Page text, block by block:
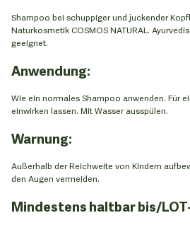
Shampoo bei schuppiger und juckender
Naturkosmetik COSMOS NATURAL.
geeignet.
Anwendung:
Wie ein normales Shampoo anwenden. Für
einwirken lassen. Mit Wasser ausspülen.
Warnung:
Außerhalb der Reichweite von Kindern
den Augen vermeiden.
Mindestens haltbar bis/